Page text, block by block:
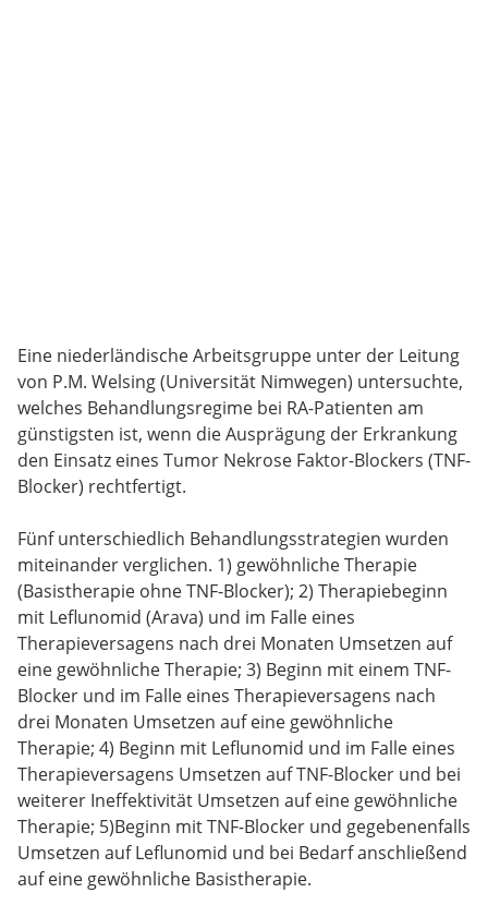
Eine niederländische Arbeitsgruppe unter der Leitung
von P.M. Welsing (Universität Nimwegen) untersuchte,
welches Behandlungsregime bei RA-Patienten am
günstigsten ist, wenn die Ausprägung der Erkrankung
den Einsatz eines Tumor Nekrose Faktor-Blockers (TNF-
Blocker) rechtfertigt.
Fünf unterschiedlich Behandlungsstrategien wurden
miteinander verglichen. 1) gewöhnliche Therapie
(Basistherapie ohne TNF-Blocker); 2) Therapiebeginn
mit Leflunomid (Arava) und im Falle eines
Therapieversagens nach drei Monaten Umsetzen auf
eine gewöhnliche Therapie; 3) Beginn mit einem TNF-
Blocker und im Falle eines Therapieversagens nach
drei Monaten Umsetzen auf eine gewöhnliche
Therapie; 4) Beginn mit Leflunomid und im Falle eines
Therapieversagens Umsetzen auf TNF-Blocker und bei
weiterer Ineffektivität Umsetzen auf eine gewöhnliche
Therapie; 5)Beginn mit TNF-Blocker und gegebenenfalls
Umsetzen auf Leflunomid und bei Bedarf anschließend
auf eine gewöhnliche Basistherapie.